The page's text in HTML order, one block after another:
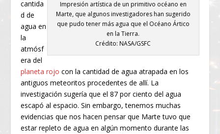
Impresión artística de un primitivo océano en
Marte, que algunos investigadores han sugerido
que pudo tener más agua que el Océano Ártico
en la Tierra.
Crédito: NASA/GSFC
cantida
d de
agua en
la
atmósf
era del
planeta rojo con la cantidad de agua atrapada en los
antiguos meteoritos procedentes de allí. La
investigación sugería que el 87 por ciento del agua
escapó al espacio. Sin embargo, tenemos muchas
evidencias que nos hacen pensar que Marte tuvo que
estar repleto de agua en algún momento durante las